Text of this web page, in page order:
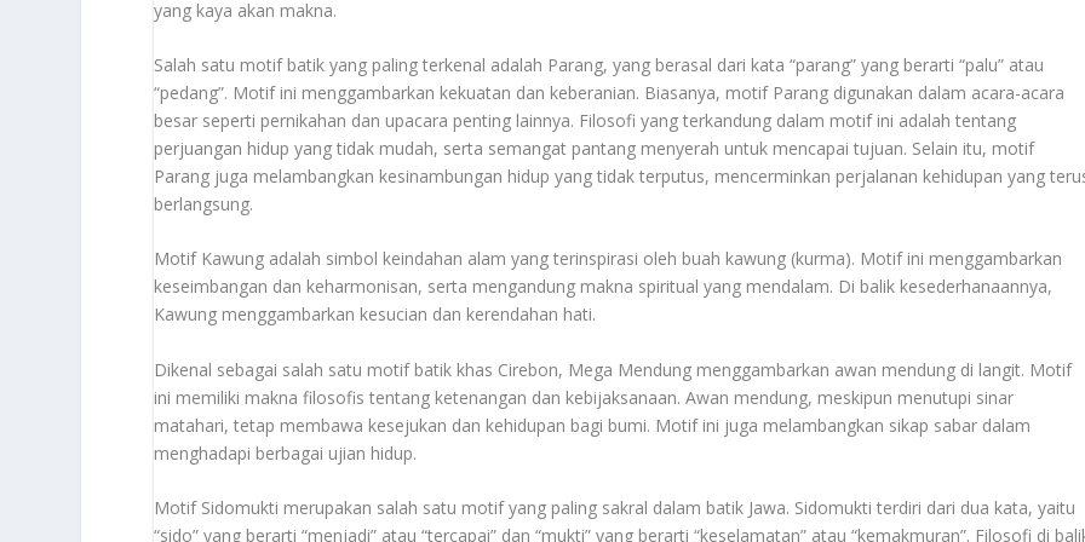
yang kaya akan makna.
Salah satu motif batik yang paling terkenal adalah Parang, yang berasal dari kata “parang” yang berarti “palu” atau
“pedang”. Motif ini menggambarkan kekuatan dan keberanian. Biasanya, motif Parang digunakan dalam acara-acara
besar seperti pernikahan dan upacara penting lainnya. Filosofi yang terkandung dalam motif ini adalah tentang
perjuangan hidup yang tidak mudah, serta semangat pantang menyerah untuk mencapai tujuan. Selain itu, motif
Parang juga melambangkan kesinambungan hidup yang tidak terputus, mencerminkan perjalanan kehidupan yang
berlangsung.
Motif Kawung adalah simbol keindahan alam yang terinspirasi oleh buah kawung (kurma). Motif ini menggambarkan
keseimbangan dan keharmonisan, serta mengandung makna spiritual yang mendalam. Di balik kesederhanaannya,
Kawung menggambarkan kesucian dan kerendahan hati.
Dikenal sebagai salah satu motif batik khas Cirebon, Mega Mendung menggambarkan awan mendung di langit. Motif
ini memiliki makna filosofis tentang ketenangan dan kebijaksanaan. Awan mendung, meskipun menutupi sinar
matahari, tetap membawa kesejukan dan kehidupan bagi bumi. Motif ini juga melambangkan sikap sabar dalam
menghadapi berbagai ujian hidup.
Motif Sidomukti merupakan salah satu motif yang paling sakral dalam batik Jawa. Sidomukti terdiri dari dua kata, yaitu
“sido” yang berarti “menjadi” atau “tercapai” dan “mukti” yang berarti “keselamatan” atau “kemakmuran”. Filosofi di